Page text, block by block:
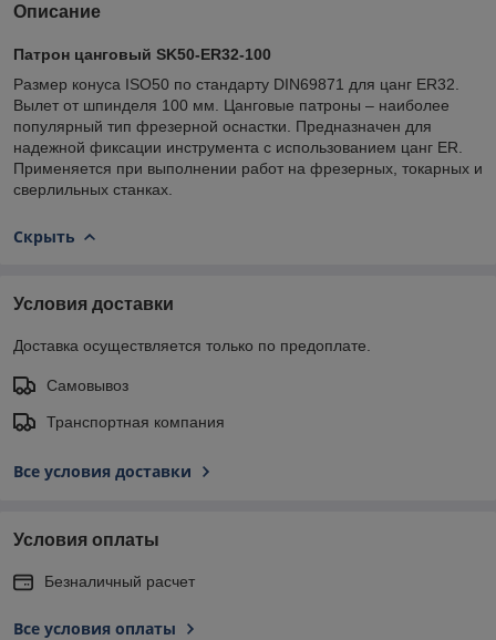
Описание
Патрон цанговый SK50-ER32-100
Размер конуса ISO50 по стандарту DIN69871 для цанг ER32.
Вылет от шпинделя 100 мм. Цанговые патроны – наиболее
популярный тип фрезерной оснастки. Предназначен для
надежной фиксации инструмента с использованием цанг ER.
Применяется при выполнении работ на фрезерных, токарных и
сверлильных станках.
Скрыть
Условия доставки
Доставка осуществляется только по предоплате.
Самовывоз
Транспортная компания
Все условия доставки
Условия оплаты
Безналичный расчет
Все условия оплаты